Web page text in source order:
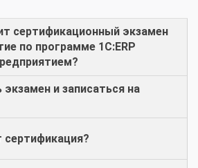
сертификационный экзамен
по программе 1С:ERP
экзамен и записаться на
сертификация?